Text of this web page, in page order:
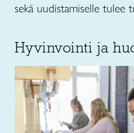
sekä uudistamiselle tulee
Hyvinvointi ja